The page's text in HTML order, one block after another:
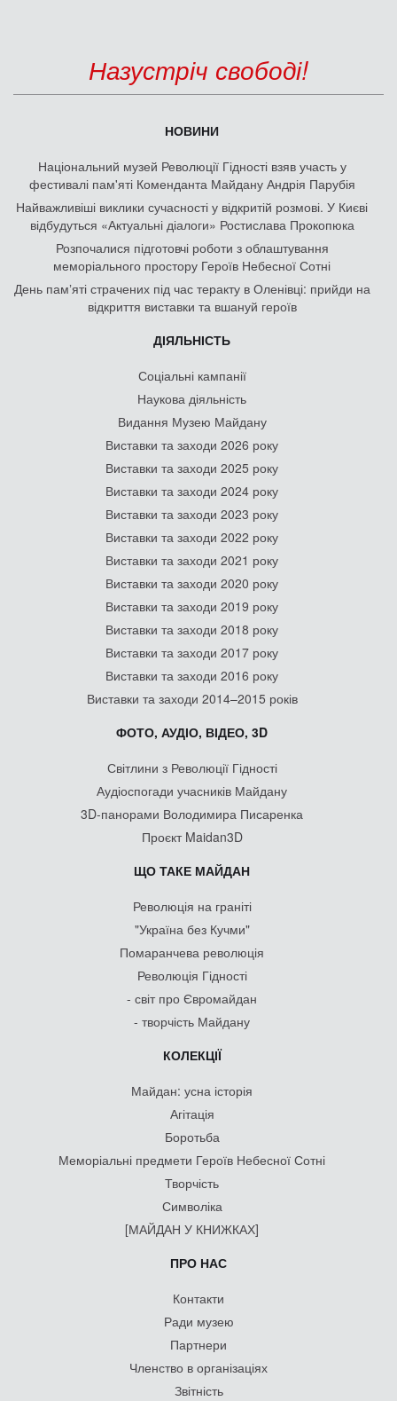
Назустріч свободі!
НОВИНИ
Національний музей Революції Гідності взяв участь у
фестивалі пам'яті Коменданта Майдану Андрія Парубія
Найважливіші виклики сучасності у відкритій розмові. У Києві
відбудуться «Актуальні діалоги» Ростислава Прокопюка
Розпочалися підготовчі роботи з облаштування
меморіального простору Героїв Небесної Сотні
День памʼяті страчених під час теракту в Оленівці: прийди на
відкриття виставки та вшануй героїв
ДІЯЛЬНІСТЬ
Соціальні кампанії
Наукова діяльність
Видання Музею Майдану
Виставки та заходи 2026 року
Виставки та заходи 2025 року
Виставки та заходи 2024 року
Виставки та заходи 2023 року
Виставки та заходи 2022 року
Виставки та заходи 2021 року
Виставки та заходи 2020 року
Виставки та заходи 2019 року
Виставки та заходи 2018 року
Виставки та заходи 2017 року
Виставки та заходи 2016 року
Виставки та заходи 2014–2015 років
ФОТО, АУДІО, ВІДЕО, 3D
Світлини з Революції Гідності
Аудіоспогади учасників Майдану
3D-панорами Володимира Писаренка
Проєкт Maidan3D
ЩО ТАКЕ МАЙДАН
Революція на граніті
"Україна без Кучми"
Помаранчева революція
Революція Гідності
- світ про Євромайдан
- творчість Майдану
КОЛЕКЦІЇ
Майдан: усна історія
Агітація
Боротьба
Меморіальні предмети Героїв Небесної Сотні
Творчість
Символіка
[МАЙДАН У КНИЖКАХ]
ПРО НАС
Контакти
Ради музею
Партнери
Членство в організаціях
Звітність